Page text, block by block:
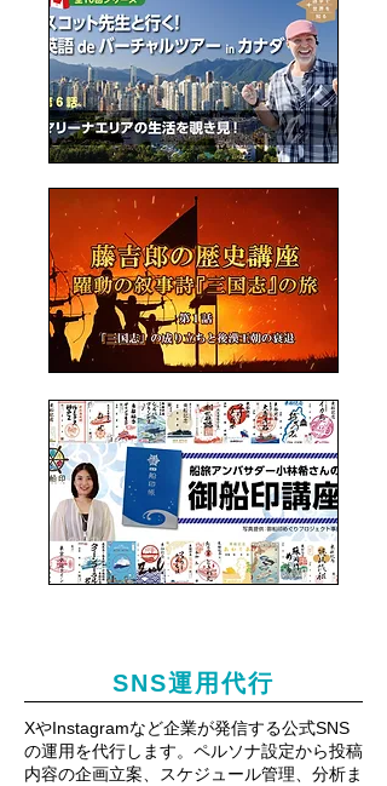
SNS運用代行
XやInstagramなど企業が発信する公式SNS
の運用を代行します。ペルソナ設定から投稿
内容の企画立案、スケジュール管理、分析ま